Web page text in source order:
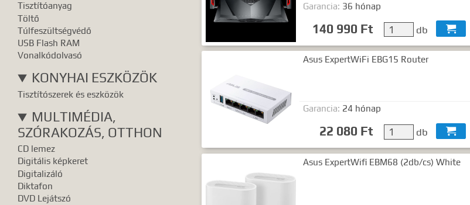
Tisztítóanyag
Töltő
Túlfeszültségvédő
USB Flash RAM
Vonalkódolvasó
KONYHAI ESZKÖZÖK
Tisztítószerek és eszközök
MULTIMÉDIA,
SZÓRAKOZÁS, OTTHON
CD lemez
Digitális képkeret
Digitalizáló
Diktafon
DVD Lejátszó
Garancia: 36 hónap
140 990 Ft db 
Asus ExpertWiFi EBG15 Router
Garancia: 24 hónap
22 080 Ft db 
Asus ExpertWifi EBM68 (2db/cs) White